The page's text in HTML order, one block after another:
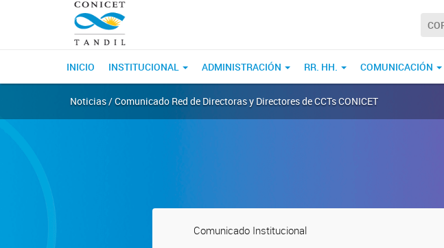
INICIO INSTITUCIONAL ADMINISTRACIÓN RR. HH. COMUNICACIÓN
Noticias / Comunicado Red de Directoras y Directores de CCTs CONICET
Comunicado Institucional